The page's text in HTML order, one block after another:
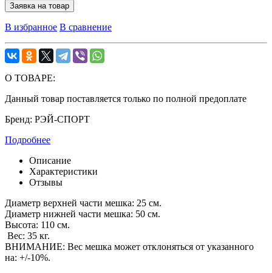
Заявка на товар
В избранное В сравнение
О ТОВАРЕ:
Данный товар поставляется только по полной предоплате
Бренд: РЭЙ-СПОРТ
Подробнее
Описание
Характеристики
Отзывы
Диаметр верхней части мешка: 25 см.
Диаметр нижней части мешка: 50 см.
Высота: 110 см.
Вес: 35 кг.
ВНИМАНИЕ: Вес мешка может отклоняться от указанного
на: +/-10%.